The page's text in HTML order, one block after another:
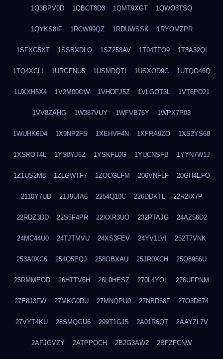
1Q3BPV0D 1QBCT8D3 1QMT9XGT 1QWO8TSQ
1QYKS8IF 1RCW99QZ 1RDUWSSK 1RYOMZPR
1SFXG5XT 1SSBXDLO 1SZ258AV 1T04TFO9 1T3A32QI
1TQ4XCLI 1URGFNU5 1USMDQTI 1USXOD9C 1UTQO46Q
1UXXH5X4 1V2M00OW 1VHOFJ5Z 1VLGOT3L 1VT6PD21
1VV8ZAHG 1W387VUY 1WFVB76Y 1WPX7P03
1WUHK6D4 1X9NP2FS 1XEHVF4N 1XFRA9ZO 1XS2YS68
1XSROT4L 1YS8YJ6Z 1YSKFL0G 1YUCNSFB 1YYN7W1J
1Z1US2M8 1ZLGWTF7 1ZOCGLFM 206VNFLF 20GH4EFO
2110Y7UD 21J9UIA6 2254Q10C 226DDKTL 22R2IX7P
22RDZ3DD 22S5F4PR 22XXR3UO 232PTAJG 24AZ56D2
24MC44U0 24TJTMVU 24XS3FEV 24YV1LVI 252T7VNK
253A0XC6 254O5EQJ 258OBXAU 25JR0XCH 25Q8956U
25RMMEOD 26HTTV6H 26L0HESZ 270L4YOL 276UFPNM
27E8J3FW 27MKG0DU 27MNQPU0 27NBD68F 27O3D674
27VYT4KU 28SMQGU6 299T1G15 2A01R6QT 2AAYZL7V
2AFJGVZY 2ATPPOCH 2B2G3AW2 2BFZFCNW